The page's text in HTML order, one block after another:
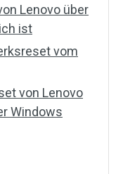
Lenovo über
ist
vom
von Lenovo
Windows